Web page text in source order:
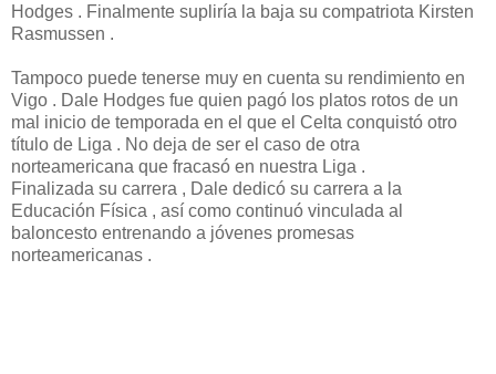
Hodges . Finalmente supliría la baja su compatriota Kirsten
Rasmussen .
Tampoco puede tenerse muy en cuenta su rendimiento en
Vigo . Dale Hodges fue quien pagó los platos rotos de un
mal inicio de temporada en el que el Celta conquistó otro
título de Liga . No deja de ser el caso de otra
norteamericana que fracasó en nuestra Liga .
Finalizada su carrera , Dale dedicó su carrera a la
Educación Física , así como continuó vinculada al
baloncesto entrenando a jóvenes promesas
norteamericanas .